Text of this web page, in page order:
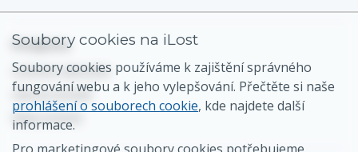
Podpora
Centrum nápovědy
Obecný kontakt
Mapa stránek
Soubory cookies na iLost
Soubory cookies používáme k zajištění správného
fungování webu a k jeho vylepšování. Přečtěte si naše
prohlášení o souborech cookie, kde najdete další
informace.